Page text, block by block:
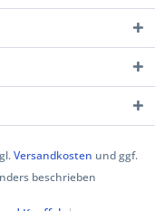
Versandkosten und ggf.
beschrieben